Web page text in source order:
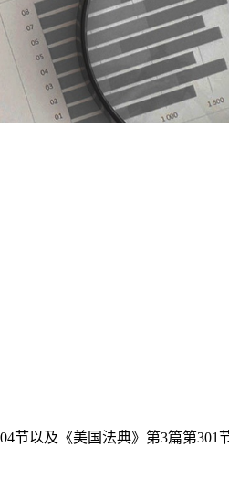
以及《美国法典》第3篇第301